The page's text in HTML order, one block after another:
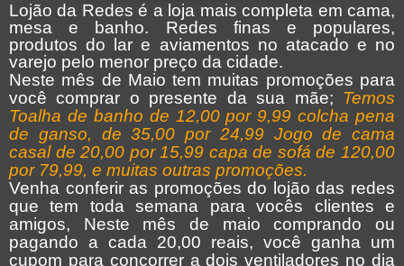
Lojão da Redes é a loja mais completa em cama,
mesa e banho. Redes finas e populares,
produtos do lar e aviamentos no atacado e no
varejo pelo menor preço da cidade.
Neste mês de Maio tem muitas promoções para
você comprar o presente da sua mãe; Temos
Toalha de banho de 12,00 por 9,99 colcha pena
de ganso, de 35,00 por 24,99 Jogo de cama
casal de 20,00 por 15,99 capa de sofá de 120,00
por 79,99, e muitas outras promoções.
Venha conferir as promoções do lojão das redes
que tem toda semana para vocês clientes e
amigos, Neste mês de maio comprando ou
pagando a cada 20,00 reais, você ganha um
cupom para concorrer a dois ventiladores no dia